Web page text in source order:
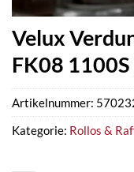
Velux
FK08 1100S
Artikelnummer:
Kategorie: Rollos &